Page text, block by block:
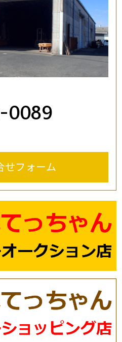
0089
せフォーム